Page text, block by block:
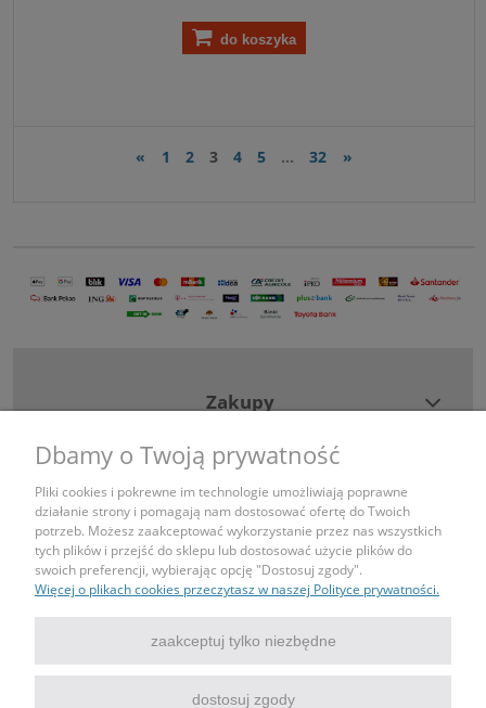
do koszyka
« 1 2 3 4 5 ... 32 »
Zakupy
Pomoc
Moje konto
Informacje
Kontakt
tel: 690443043
Dbamy o Twoją prywatność
Pliki cookies i pokrewne im technologie umożliwiają poprawne
działanie strony i pomagają nam dostosować ofertę do Twoich
potrzeb. Możesz zaakceptować wykorzystanie przez nas wszystkich
tych plików i przejść do sklepu lub dostosować użycie plików do
swoich preferencji, wybierając opcję "Dostosuj zgody".
Więcej o plikach cookies przeczytasz w naszej Polityce prywatności.
zaakceptuj tylko niezbędne
dostosuj zgody